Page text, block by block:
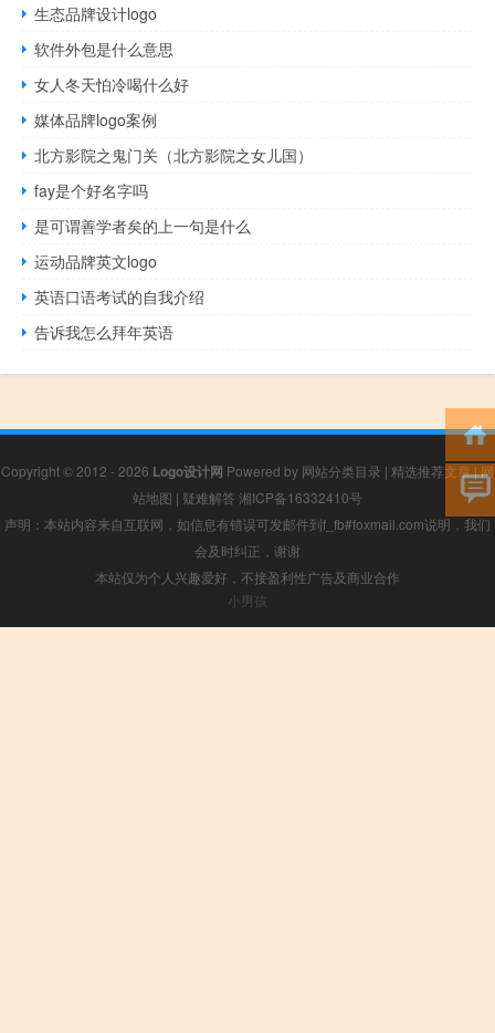
生态品牌设计logo
软件外包是什么意思
女人冬天怕冷喝什么好
媒体品牌logo案例
北方影院之鬼门关（北方影院之女儿国）
fay是个好名字吗
是可谓善学者矣的上一句是什么
运动品牌英文logo
英语口语考试的自我介绍
告诉我怎么拜年英语
Copyright © 2012 - 2026 Logo设计网 Powered by 网站分类目录 | 精选推荐文章|网
站地图 | 疑难解答 湘ICP备16332410号
声明：本站内容来自互联网，如信息有错误可发邮件到f_fb#foxmail.com说明，我们
会及时纠正，谢谢
本站仅为个人兴趣爱好，不接盈利性广告及商业合作
小男孩